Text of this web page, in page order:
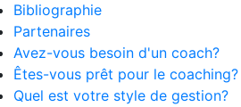
Bibliographie
Partenaires
Avez-vous besoin d'un coach?
Êtes-vous prêt pour le coaching?
Quel est votre style de gestion?